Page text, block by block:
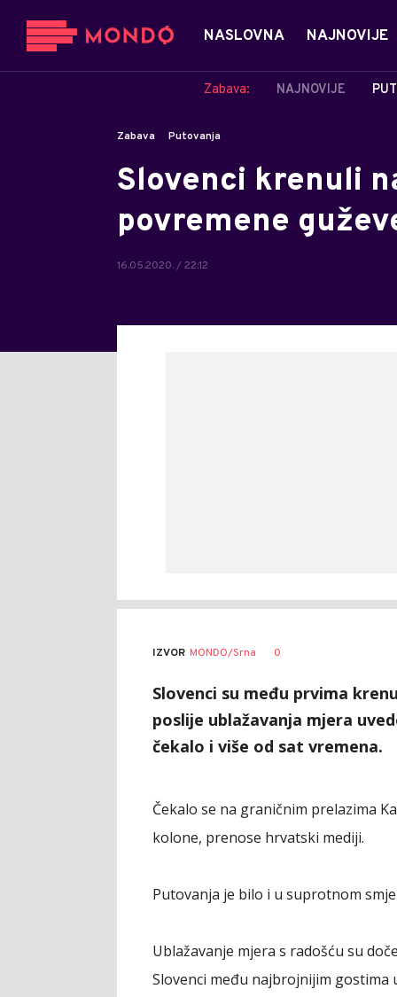
NASLOVNA NAJNOVIJE
Zabava: NAJNOVIJE
Zabava Putovanja
Slovenci krenuli
povremene
16.05.2020. / 22:12
IZVOR MONDO/Srna 0
Slovenci su među prvima
poslije ublažavanja mjera
čekalo i više od sat vremena.
Čekalo se na graničnim prelazima
kolone, prenose hrvatski mediji.
Putovanja je bilo i u suprotnom
Ublažavanje mjera s radošću su
Slovenci među najbrojnijim gostima